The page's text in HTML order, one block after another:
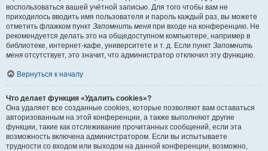
воспользоваться вашей учётной записью. Для того чтобы вам не
приходилось вводить имя пользователя и пароль каждый раз, вы можете
отметить флажком пункт Запомнить меня при входе на конференцию. Не
рекомендуется делать это на общедоступном компьютере, например в
библиотеке, интернет-кафе, университете и т. д. Если пункт Запомнить
меня отсутствует, это значит, что администратор отключил эту функцию.
Вернуться к началу
Что делает функция «Удалить cookies»?
Она удаляет все созданные cookies, которые позволяют вам оставаться
авторизованным на этой конференции, а также выполняют другие
функции, такие как отслеживание прочитанных сообщений, если эта
возможность включена администратором. Если вы испытываете
трудности со входом или выходом на данной конференции, возможно,